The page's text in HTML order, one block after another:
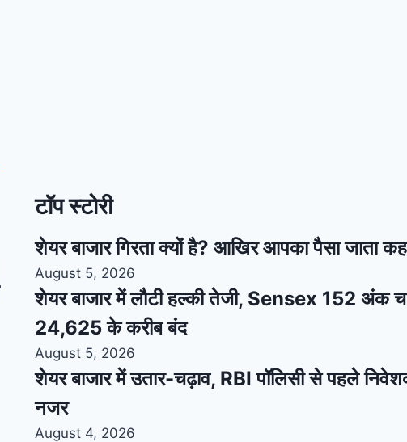
टॉप स्टोरी
शेयर बाजार गिरता क्यों है? आखिर आपका पैसा जाता
August 5, 2026
शेयर बाजार में लौटी हल्की तेजी, Sensex 152 अंक
24,625 के करीब बंद
August 5, 2026
शेयर बाजार में उतार-चढ़ाव, RBI पॉलिसी से पहले
नजर
August 4, 2026